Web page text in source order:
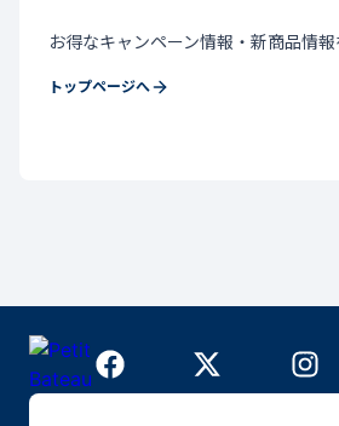
お得なキャンペーン情報・新商品情報
トップページへ